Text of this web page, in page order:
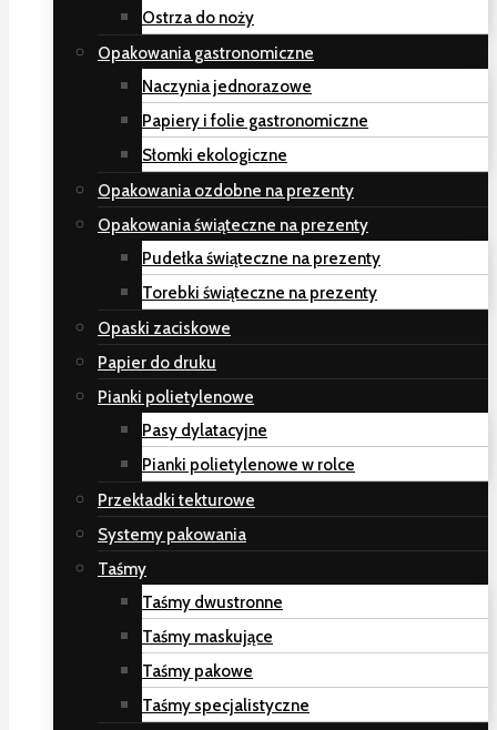
Ostrza do noży
Opakowania gastronomiczne
Naczynia jednorazowe
Papiery i folie gastronomiczne
Słomki ekologiczne
Opakowania ozdobne na prezenty
Opakowania świąteczne na prezenty
Pudełka świąteczne na prezenty
Torebki świąteczne na prezenty
Opaski zaciskowe
Papier do druku
Pianki polietylenowe
Pasy dylatacyjne
Pianki polietylenowe w rolce
Przekładki tekturowe
Systemy pakowania
Taśmy
Taśmy dwustronne
Taśmy maskujące
Taśmy pakowe
Taśmy specjalistyczne